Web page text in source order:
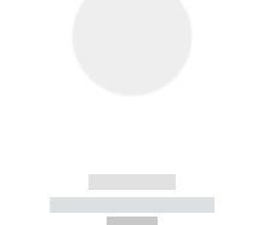
------------
----------- -----------